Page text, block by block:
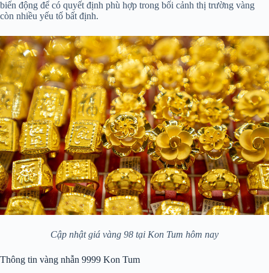
biến động để có quyết định phù hợp trong bối cảnh thị trường vàng
còn nhiều yếu tố bất định.
Cập nhật giá vàng 98 tại Kon Tum hôm nay
Thông tin vàng nhẫn 9999 Kon Tum